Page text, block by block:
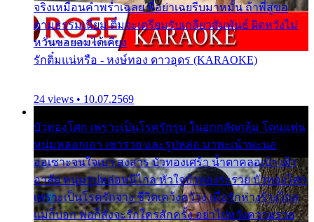
จริงเหมือนคำพร่ำเฉลย พี่อย่าเฉยรีบมาหมั้น ถ้าพี่สู่ขอ
ตามธรรมเนียม ติ๋มจะเตรียมรับเกลียวสัมพันธ์ ผิดหวังไม่
หวั่นขอยอมได้เคียง
รักติ๋มแน่หรือ - หงษ์ทอง ดาวอุดร (KARAOKE)
24 views • 10.07.2569
บัวทองโศก เพราะเป็นโรครักรุม ในอกกลัดกลุ้ม โดนแฟน
หนุ่มหลอกเอา เขารวย และรูปหล่อ มาพะเน้าพะนอ
ออเซาะจนใจเบา สงสาร บัวทองเศร้า น้ำตาคลอเบ้า เฝ้า
อาลัย หนุ่มรูปหล่อหนีไกล หัวใจบัวทองระรวย บัวทองโศก
เพราะเป็นโรครักจาง ชีวิตเคว้งคว้าง เมื่อรักห่างร้างไกล
แม่ก็บอก พ่อก็สั่งจะรักใครสักครั้ง อย่าไปหวังความรวย